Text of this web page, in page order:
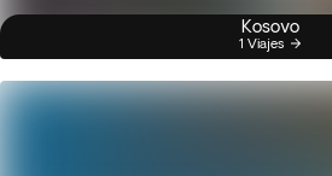
Kosovo
1 Viajes